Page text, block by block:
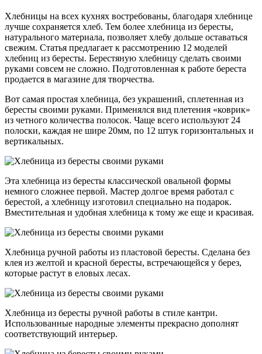
Хлебницы на всех кухнях востребованы, благодаря хлебнице
лучше сохраняется хлеб. Тем более хлебница из бересты,
натурального материала, позволяет хлебу дольше оставаться
свежим. Статья предлагает к рассмотрению 12 моделей
хлебниц из бересты. Берестяную хлебницу сделать своими
руками совсем не сложно. Подготовленная к работе береста
продается в магазине для творчества.
Вот самая простая хлебница, без украшений, сплетенная из
бересты своими руками. Применялся вид плетения «коврик»
из четного количества полосок. Чаще всего используют 24
полоски, каждая не шире 20мм, по 12 штук горизонтальных и
вертикальных.
Эта хлебница из бересты классической овальной формы
немного сложнее первой. Мастер долгое время работал с
берестой, а хлебницу изготовил специально на подарок.
Вместительная и удобная хлебница к тому же еще и красивая.
Хлебница ручной работы из пластовой бересты. Сделана без
клея из желтой и красной бересты, встречающейся у берез,
которые растут в еловых лесах.
Хлебница из бересты ручной работы в стиле кантри.
Использованные народные элементы прекрасно дополнят
соответствующий интерьер.